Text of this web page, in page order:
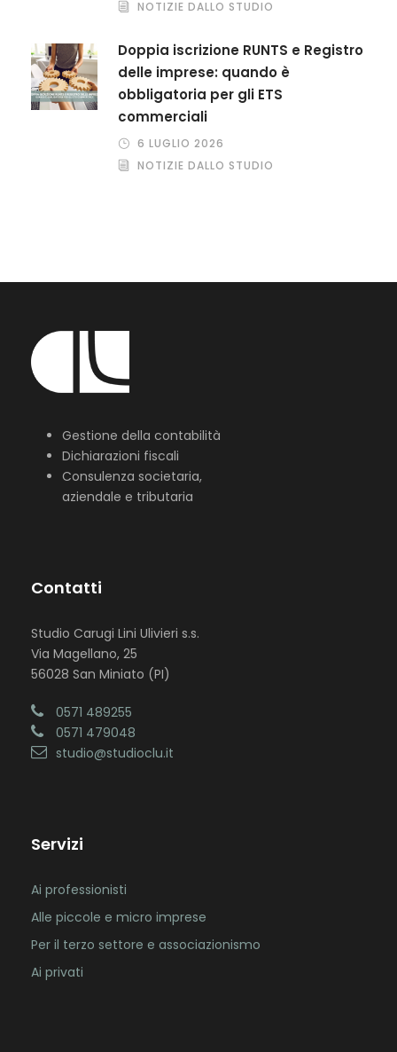
NOTIZIE DALLO STUDIO
Doppia iscrizione RUNTS e Registro
delle imprese: quando è
obbligatoria per gli ETS
commerciali
6 LUGLIO 2026
NOTIZIE DALLO STUDIO
Gestione della contabilità
Dichiarazioni fiscali
Consulenza societaria,
aziendale e tributaria
Contatti
Studio Carugi Lini Ulivieri s.s.
Via Magellano, 25
56028 San Miniato (PI)
0571 489255
0571 479048
studio@studioclu.it
Servizi
Ai professionisti
Alle piccole e micro imprese
Per il terzo settore e associazionismo
Ai privati